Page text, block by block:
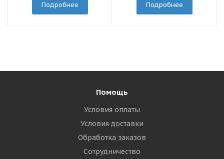
Подробнее Подробнее
Помощь
Условия оплаты
Условия доставки
Обработка заказов
Сотрудничество